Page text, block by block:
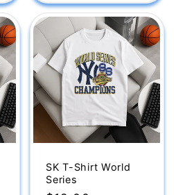
SK T-Shirt World
Series